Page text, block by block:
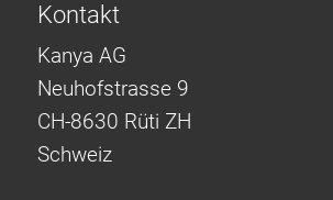
Kontakt
Kanya AG
Neuhofstrasse 9
CH-8630 Rüti ZH
Schweiz